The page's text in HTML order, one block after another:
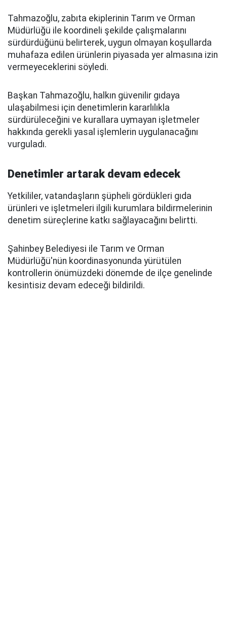
Tahmazoğlu, zabıta ekiplerinin Tarım ve Orman
Müdürlüğü ile koordineli şekilde çalışmalarını
sürdürdüğünü belirterek, uygun olmayan koşullarda
muhafaza edilen ürünlerin piyasada yer almasına izin
vermeyeceklerini söyledi.
Başkan Tahmazoğlu, halkın güvenilir gıdaya
ulaşabilmesi için denetimlerin kararlılıkla
sürdürüleceğini ve kurallara uymayan işletmeler
hakkında gerekli yasal işlemlerin uygulanacağını
vurguladı.
Denetimler artarak devam edecek
Yetkililer, vatandaşların şüpheli gördükleri gıda
ürünleri ve işletmeleri ilgili kurumlara bildirmelerinin
denetim süreçlerine katkı sağlayacağını belirtti.
Şahinbey Belediyesi ile Tarım ve Orman
Müdürlüğü'nün koordinasyonunda yürütülen
kontrollerin önümüzdeki dönemde de ilçe genelinde
kesintisiz devam edeceği bildirildi.